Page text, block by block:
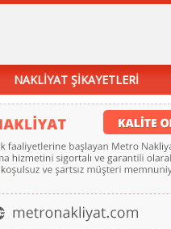
NAKLİYAT ŞİKAYETLERİ